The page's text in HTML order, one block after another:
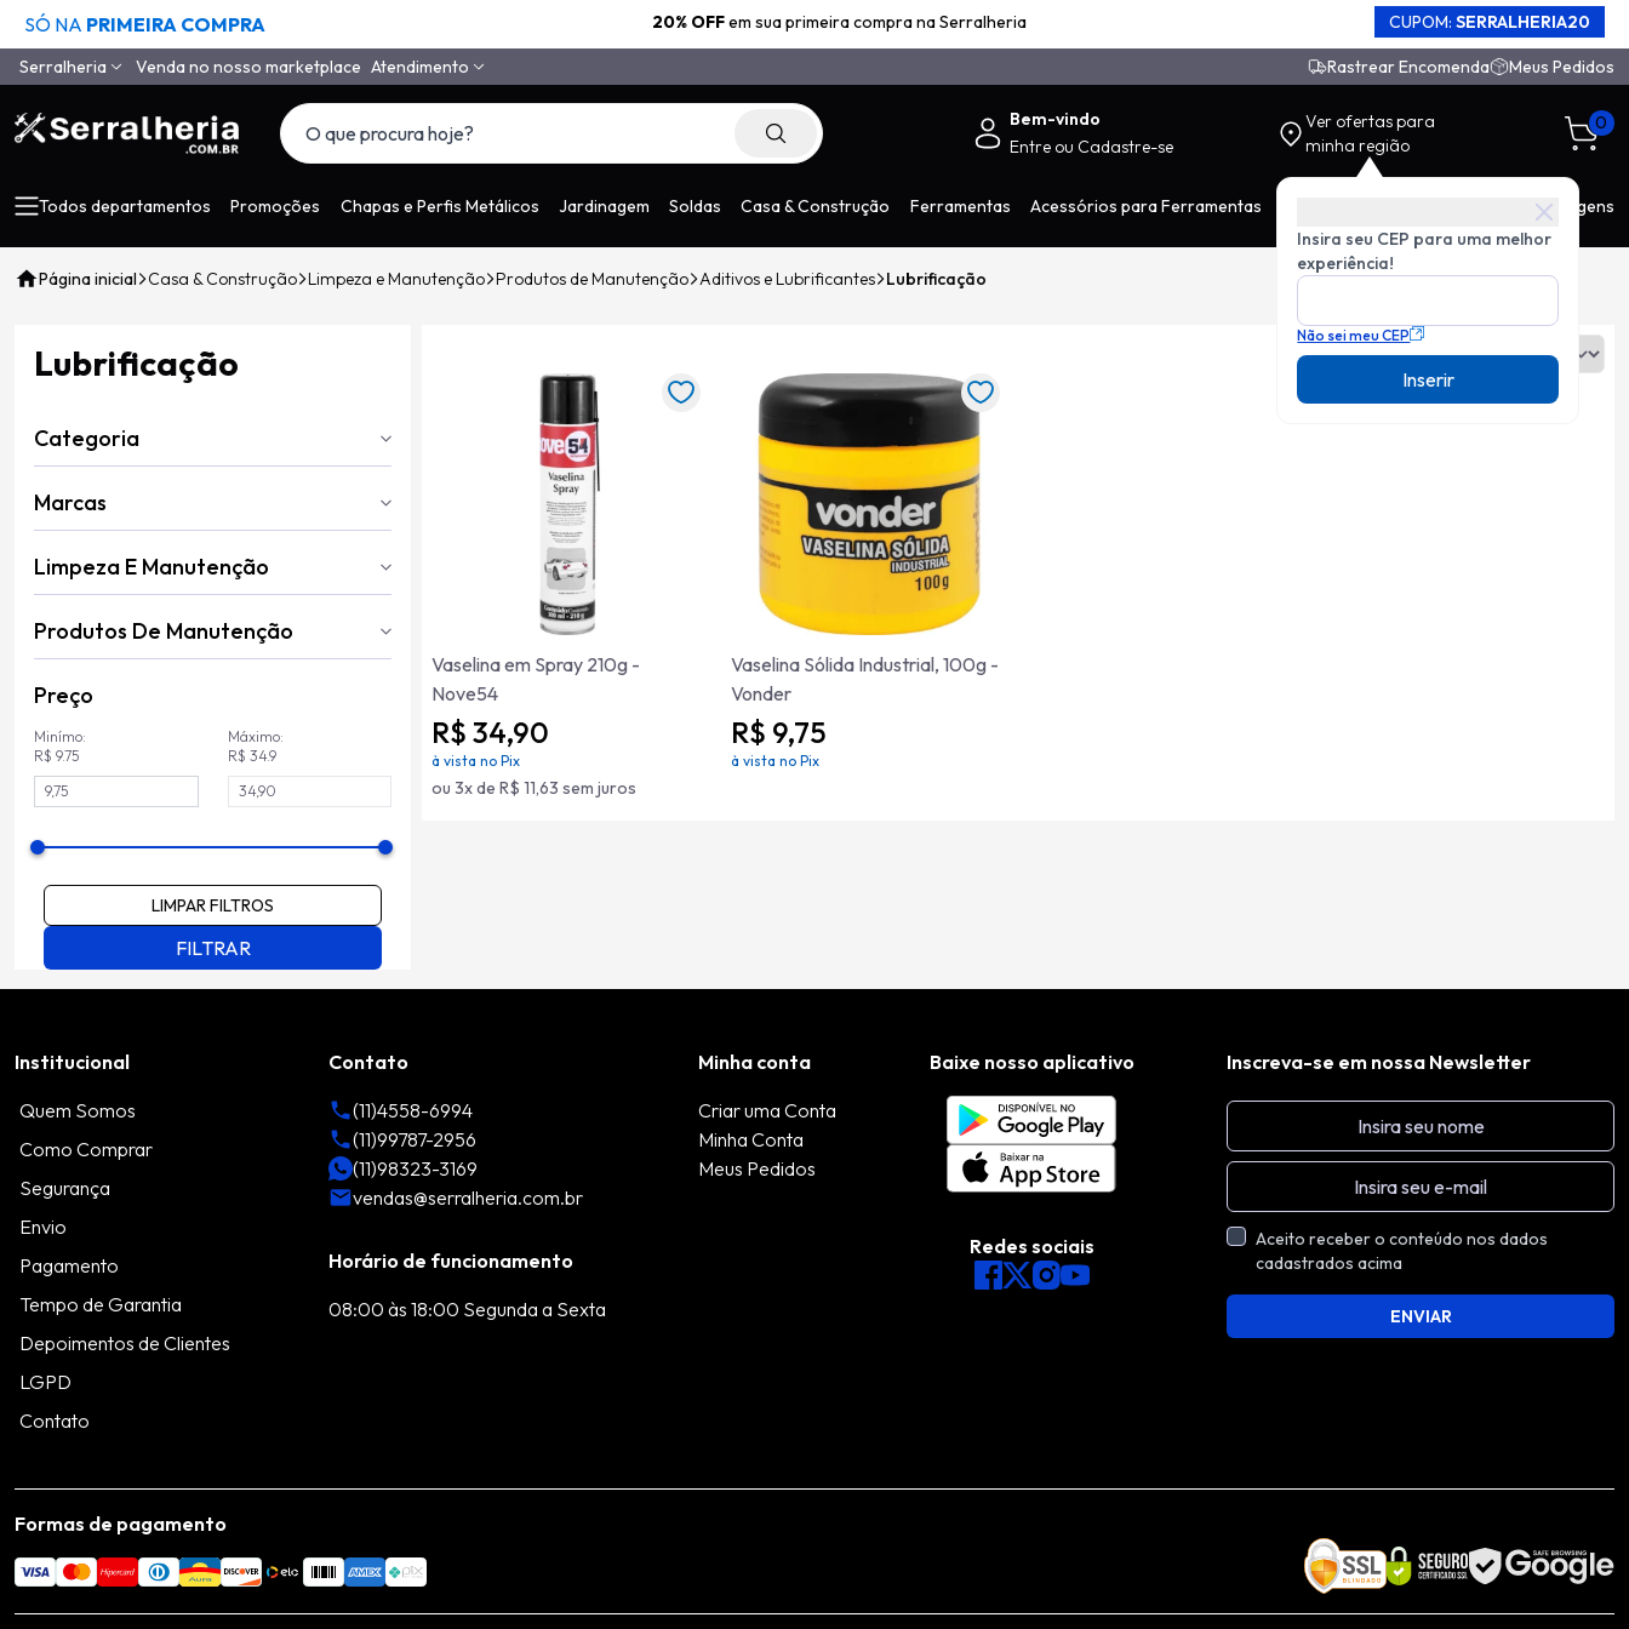
SÓ NA PRIMEIRA COMPRA 20% OFFem sua primeira compra na Serralheria CUPOM: SERRALHERIA20
Serralheria
Quem Somos
Segurança
Pagamento
Depoimentos de Clientes
Venda no nosso marketplace Atendimento
(11) 4558-6994
(11) 97650-9985
Rastrear Encomenda Meus Pedidos
Bem-vindo
Entre ou Cadastre-se
Ver ofertas para
minha região
Insira seu CEP para uma melhor
experiência!
Não sei meu CEP
Inserir
0
Todos departamentos Promoções Chapas e Perfis Metálicos Jardinagem Soldas Casa & Construção Ferramentas Acessórios para Ferramentas Ferragens
Página inicial Casa & Construção Limpeza e Manutenção Produtos de Manutenção Aditivos e Lubrificantes Lubrificação
Lubrificação
Categoria
Marcas
Limpeza E Manutenção
Produtos De Manutenção
Preço
Minímo:
R$ 9.75
Máximo:
R$ 34.9
LIMPAR FILTROS
FILTRAR
Ordenar:
Vaselina em Spray 210g -
Nove54
R$ 34,90
à vista no Pix
ou 3x de R$ 11,63 sem juros
Vaselina Sólida Industrial, 100g -
Vonder
R$ 9,75
à vista no Pix
Institucional
Quem Somos
Como Comprar
Segurança
Envio
Pagamento
Tempo de Garantia
Depoimentos de Clientes
LGPD
Contato
Contato
(11)4558-6994
(11)99787-2956
(11)98323-3169
vendas@serralheria.com.br
Horário de funcionamento
08:00 às 18:00 Segunda a Sexta
Minha conta
Criar uma Conta
Minha Conta
Meus Pedidos
Baixe nosso aplicativo
Redes sociais
Inscreva-se em nossa Newsletter
Aceito receber o conteúdo nos dados
cadastrados acima
ENVIAR
Formas de pagamento